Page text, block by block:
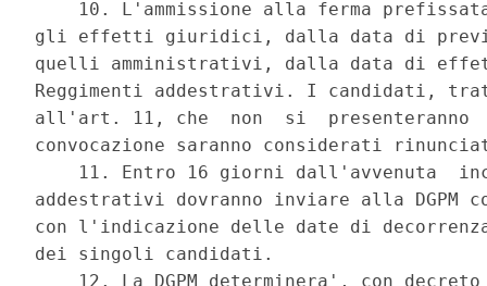
10. L'ammissione alla ferma
gli effetti giuridici, dalla data di
quelli amministrativi, dalla data di
Reggimenti addestrativi. I candidati,
all'art. 11, che  non  si
convocazione saranno considerati
11. Entro 16 giorni dall'avvenuta
addestrativi dovranno inviare alla
con l'indicazione delle date di
dei singoli candidati.
12. La DGPM determinera', con